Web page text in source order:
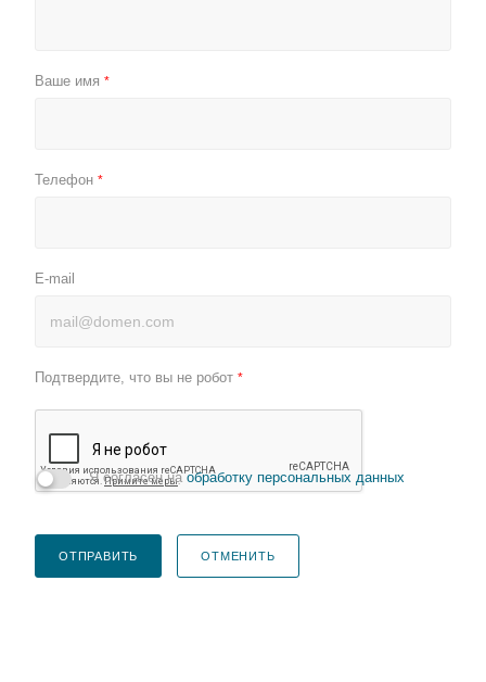
Ваше имя *
Телефон *
E-mail
Подтвердите, что вы не робот *
Я согласен наобработку персональных данных
ОТПРАВИТЬ ОТМЕНИТЬ